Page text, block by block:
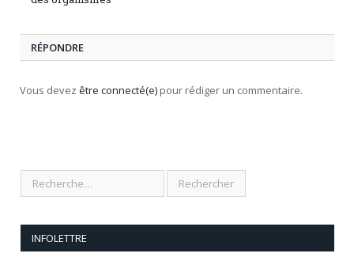
RÉPONDRE
Vous devez être connecté(e) pour rédiger un commentaire.
INFOLETTRE